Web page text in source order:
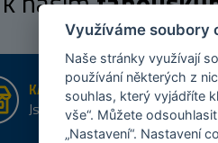
KAMENNÉ PRODEJNY
Jsme na trhu více než 10 let
Využíváme soubory
Naše stránky využívají
používání některých z
souhlas, který vyjádříte
vše“. Můžete
„Nastavení“. Nastavení